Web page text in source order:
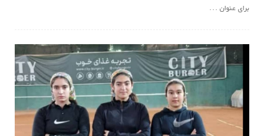
برای عنوان ...